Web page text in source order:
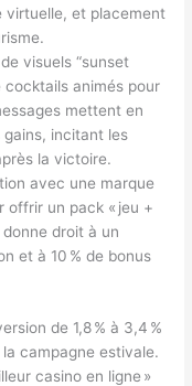
virtuelle, et placement
visuels “sunset
cocktails animés pour
mettent en
gains, incitant les
la victoire.
avec une marque
offrir un pack « jeu +
droit à un
et à 10 % de bonus
de 1,8 % à 3,4 %
campagne estivale.
casino en ligne »